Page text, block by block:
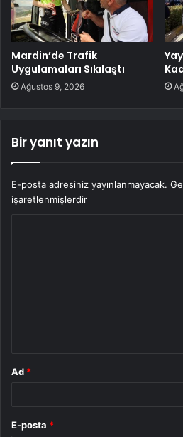
Mardin’de Trafik
Uygulamaları Sıkılaştı
Ağustos 9, 2026
Bir yanıt yazın
E-posta adresiniz yayınlanmayacak.
işaretlenmişlerdir
Ad *
E-posta *